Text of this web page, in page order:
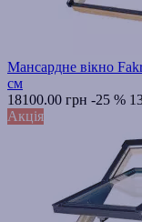
Мансардне вікно
см
18100.00 грн -25 %
Акція